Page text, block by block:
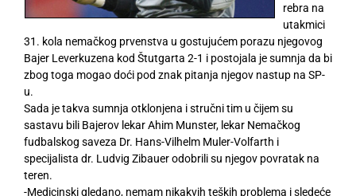
rebra na
utakmici
31. kola nemačkog prvenstva u gostujućem porazu njegovog
Bajer Leverkuzena kod Štutgarta 2-1 i postojala je sumnja da bi
zbog toga mogao doći pod znak pitanja njegov nastup na SP-
u.
Sada je takva sumnja otklonjena i stručni tim u čijem su
sastavu bili Bajerov lekar Ahim Munster, lekar Nemačkog
fudbalskog saveza Dr. Hans-Vilhelm Muler-Volfarth i
specijalista dr. Ludvig Zibauer odobrili su njegov povratak na
teren.
-Medicinski gledano, nemam nikakvih teških problema i sledeće